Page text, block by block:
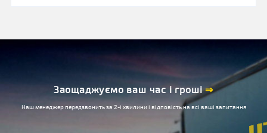
Заощаджуємо ваш час і гроші⇒
Наш менеджер передзвонить за 2-і хвилини і відповість на всі ваші запитання